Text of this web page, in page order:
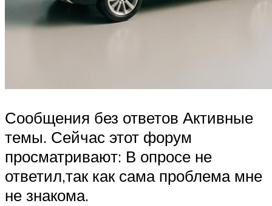
Сообщения без ответов Активные
темы. Сейчас этот форум
просматривают: В опросе не
ответил,так как сама проблема мне
не знакома.